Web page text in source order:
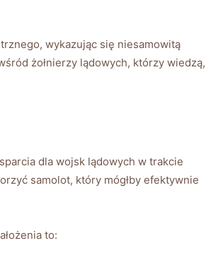
wykazując się ⁣niesamowitą
żołnierzy lądowych,⁢ którzy wiedzą,
⁢dla wojsk lądowych w trakcie
samolot, który mógłby efektywnie
to: